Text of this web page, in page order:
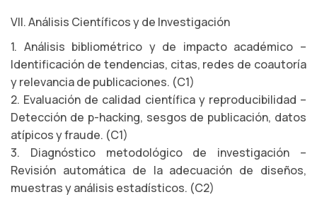
VII. Análisis Científicos y de Investigación
1. Análisis bibliométrico y de impacto académico –
Identificación de tendencias, citas, redes de coautoría
y relevancia de publicaciones. (C1)
2. Evaluación de calidad científica y reproducibilidad –
Detección de p-hacking, sesgos de publicación, datos
atípicos y fraude. (C1)
3. Diagnóstico metodológico de investigación –
Revisión automática de la adecuación de diseños,
muestras y análisis estadísticos. (C2)